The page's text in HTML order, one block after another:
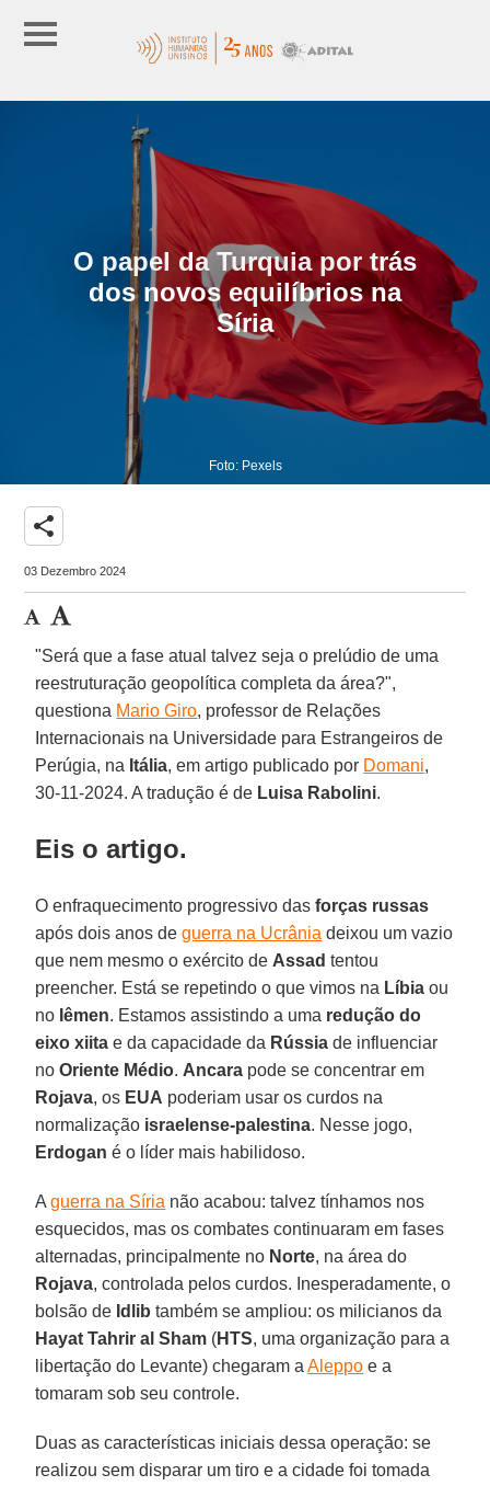
O papel da Turquia por trás
dos novos equilíbrios na
Síria
Foto: Pexels
share
03 Dezembro 2024
"Será que a fase atual talvez seja o prelúdio de uma
reestruturação geopolítica completa da área?",
questiona Mario Giro, professor de Relações
Internacionais na Universidade para Estrangeiros de
Perúgia, na Itália, em artigo publicado por Domani,
30-11-2024. A tradução é de Luisa Rabolini.
Eis o artigo.
O enfraquecimento progressivo dasforças russas
após dois anos deguerra na Ucrânia deixou um vazio
que nem mesmo o exército de Assad tentou
preencher. Está se repetindo o que vimos na Líbia ou
no Iêmen. Estamos assistindo a uma redução do
eixo xiita e da capacidade da Rússia de influenciar
noOriente Médio. Ancara pode se concentrar em
Rojava, os EUA poderiam usar os curdos na
normalização israelense-palestina. Nesse jogo,
Erdogan é o líder mais habilidoso.
Aguerra na Síria não acabou: talvez tínhamos nos
esquecidos, mas os combates continuaram em fases
alternadas, principalmente no Norte, na área do
Rojava, controlada pelos curdos. Inesperadamente, o
bolsão de Idlib também se ampliou: os milicianos da
Hayat Tahrir al Sham (HTS, uma organização para a
libertação do Levante) chegaram aAleppo e a
tomaram sob seu controle.
Duas as características iniciais dessa operação: se
realizou sem disparar um tiro e a cidade foi tomada